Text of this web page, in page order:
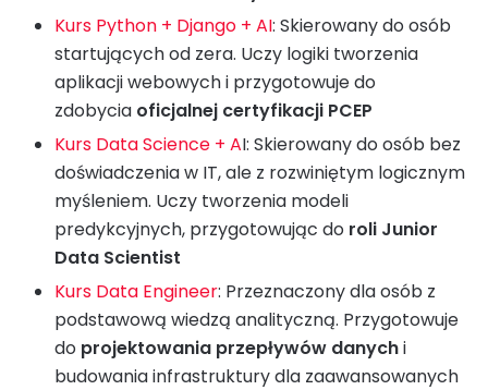
Kurs Python + Django + AI: Skierowany do osób
startujących od zera. Uczy logiki tworzenia
aplikacji webowych i przygotowuje do
zdobycia oficjalnej certyfikacji PCEP
Kurs Data Science + AI: Skierowany do osób bez
doświadczenia w IT, ale z rozwiniętym logicznym
myśleniem. Uczy tworzenia modeli
predykcyjnych, przygotowując do roli Junior
Data Scientist
Kurs Data Engineer: Przeznaczony dla osób z
podstawową wiedzą analityczną. Przygotowuje
do projektowania przepływów danychi
budowania infrastruktury dla zaawansowanych